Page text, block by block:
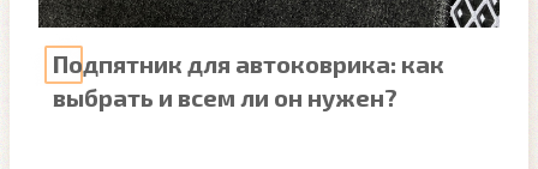
Подпятник для автоковрика: как
выбрать и всем ли он нужен?